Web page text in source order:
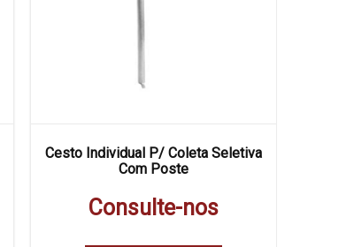
Cesto Individual P/ Coleta Seletiva
Com Poste
Consulte-nos